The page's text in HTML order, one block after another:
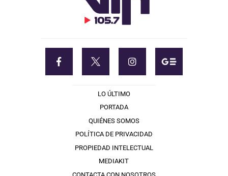
LO ÚLTIMO
PORTADA
QUIÉNES SOMOS
POLÍTICA DE PRIVACIDAD
PROPIEDAD INTELECTUAL
MEDIAKIT